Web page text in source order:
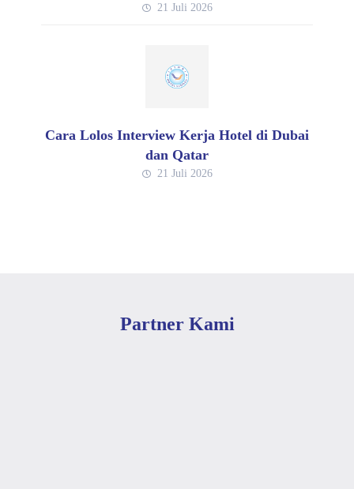
21 Juli 2026
Cara Lolos Interview Kerja Hotel di Dubai
dan Qatar
21 Juli 2026
Partner Kami